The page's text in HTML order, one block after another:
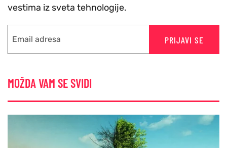
vestima iz sveta tehnologije.
PRIJAVI SE
MOŽDA VAM SE SVIDI